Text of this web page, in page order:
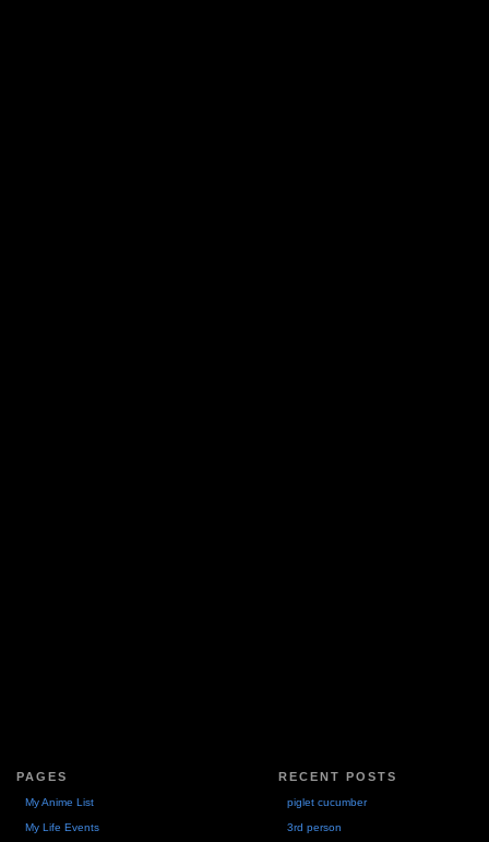
PAGES
My Anime List
My Life Events
RECENT POSTS
piglet cucumber
3rd person